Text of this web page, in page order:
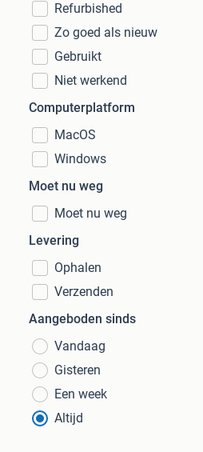
Refurbished
Zo goed als nieuw
Gebruikt
Niet werkend
Computerplatform
MacOS
Windows
Moet nu weg
Moet nu weg
Levering
Ophalen
Verzenden
Aangeboden sinds
Vandaag
Gisteren
Een week
Altijd